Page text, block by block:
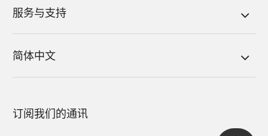
服务与支持
简体中文
订阅我们的通讯